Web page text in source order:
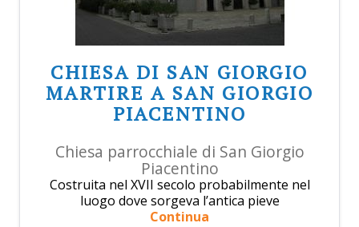
CHIESA DI SAN GIORGIO
MARTIRE A SAN GIORGIO
PIACENTINO
Chiesa parrocchiale di San Giorgio
Piacentino
Costruita nel XVII secolo probabilmente nel
luogo dove sorgeva l’antica pieve
Continua